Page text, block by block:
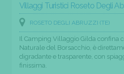
Villaggi Turistici Roseto Degli
ROSETO DEGLI ABRUZZI (TE)
Il Camping Villaggio Gilda confina
Naturale del Borsacchio, è
digradante e trasparente, con
finissima.